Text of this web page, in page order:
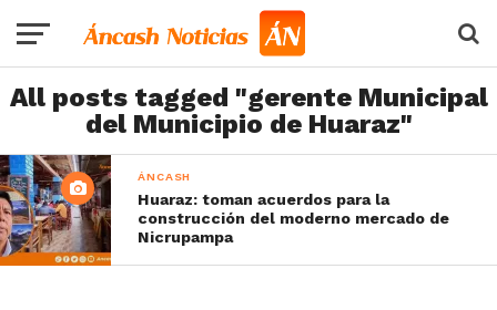
All posts tagged "gerente Municipal
del Municipio de Huaraz"
ÁNCASH
Huaraz: toman acuerdos para la
construcción del moderno mercado de
Nicrupampa